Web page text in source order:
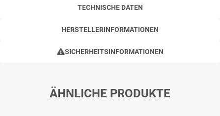
TECHNISCHE DATEN
HERSTELLERINFORMATIONEN
SICHERHEITSINFORMATIONEN
ÄHNLICHE PRODUKTE